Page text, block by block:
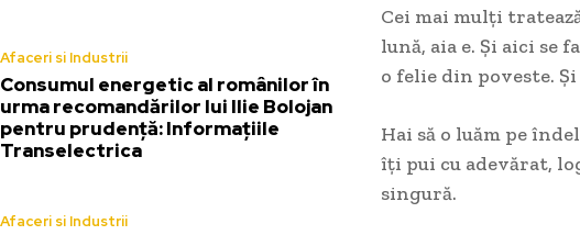
Afaceri si Industrii
Consumul energetic al românilor în
urma recomandărilor lui Ilie Bolojan
pentru prudență: Informațiile
Transelectrica
Afaceri si Industrii
Cei mai mulți
lună, aia e. Și aici se
o felie din poveste.
Hai să o luăm pe
îți pui cu adevărat,
singură.